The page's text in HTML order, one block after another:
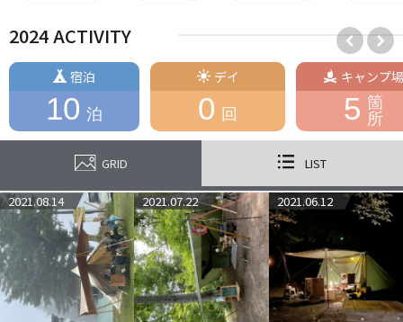
2024 ACTIVITY
宿泊
10 泊
デイ
0 回
キャンプ場
5 箇
所
GRID LIST
2021.08.14 2021.07.22 2021.06.12